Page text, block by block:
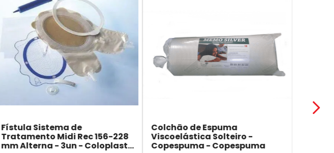
Fístula Sistema de
Tratamento Midi Rec 156-228
mm Alterna - 3un - Coloplast
Colchão de Espuma
Viscoelástica Solteiro -
Copespuma- Copespuma